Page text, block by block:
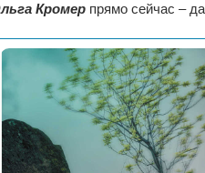
Кромер прямо сейчас –